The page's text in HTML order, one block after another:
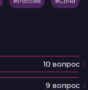
10 вопрос
9 вопрос